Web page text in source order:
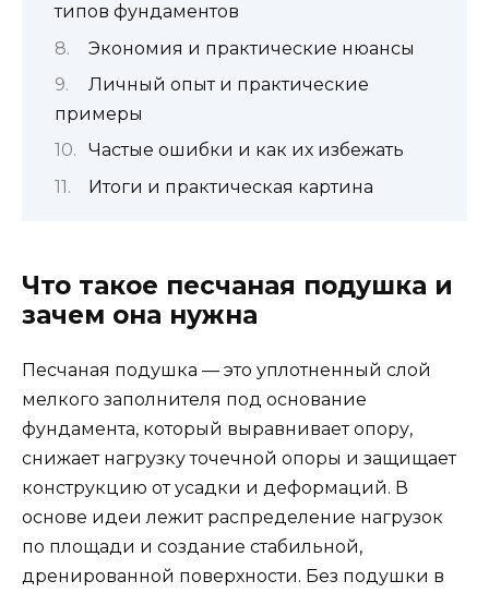
типов фундаментов
Экономия и практические нюансы
Личный опыт и практические
примеры
Частые ошибки и как их избежать
Итоги и практическая картина
Что такое песчаная подушка и
зачем она нужна
Песчаная подушка — это уплотненный слой
мелкого заполнителя под основание
фундамента, который выравнивает опору,
снижает нагрузку точечной опоры и защищает
конструкцию от усадки и деформаций. В
основе идеи лежит распределение нагрузок
по площади и создание стабильной,
дренированной поверхности. Без подушки в